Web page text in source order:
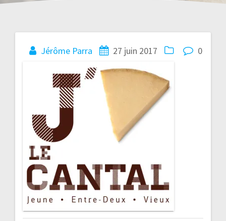
Jérôme Parra 27 juin 2017 0
Navigation
l’article